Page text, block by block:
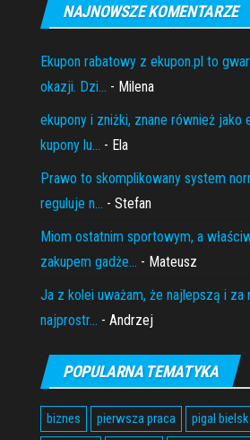
NAJNOWSZE KOMENTARZE
Ekupon rabatowy z ekupon.pl to
okazji. Dzi... - Milena
ekupony i zniżki, znane również jako
kupony lu... - Ela
Prawo to skomplikowany system
reguluje n... - Stefan
Miom ostatnim sportowym, a
zakupem gadże... - Mateusz
Ja z kolei uważam, że najlepszą i za
najprostr... - Andrzej
POPULARNA TEMATYKA
biznes pierwsza praca pigal